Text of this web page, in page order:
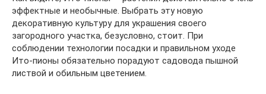
эффектные и необычные. Выбрать эту новую
декоративную культуру для украшения своего
загородного участка, безусловно, стоит. При
соблюдении технологии посадки и правильном уходе
Ито-пионы обязательно порадуют садовода пышной
листвой и обильным цветением.